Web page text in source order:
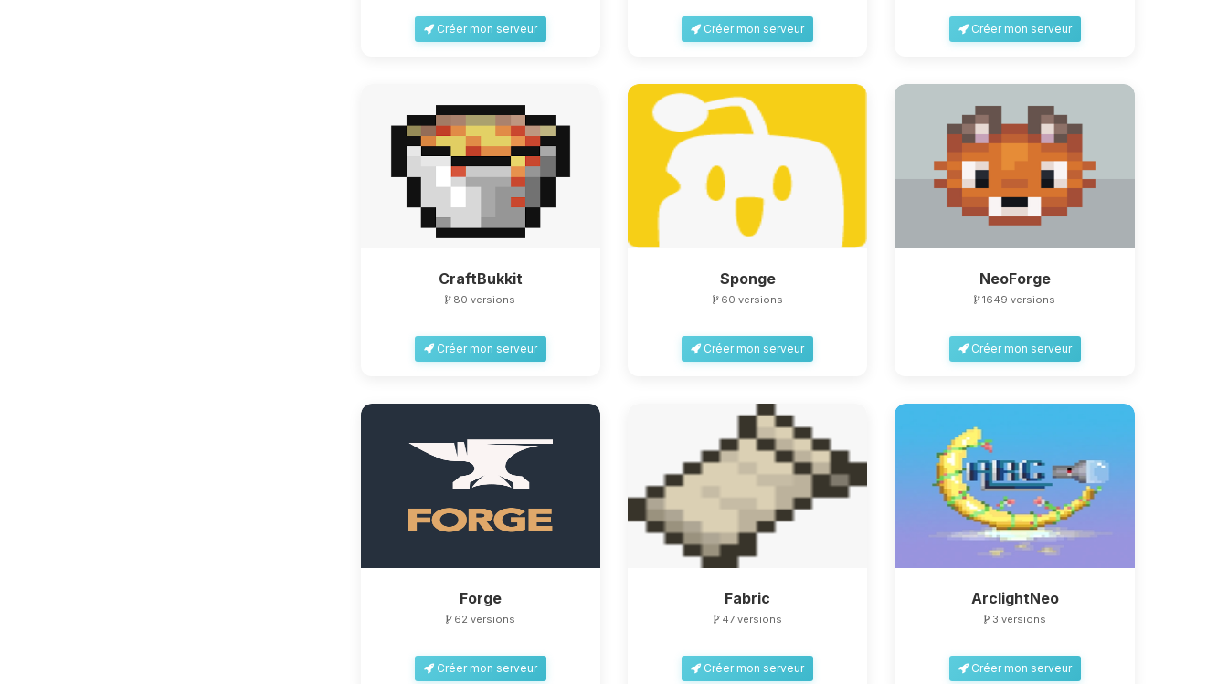
Créer mon serveur Créer mon serveur Créer mon serveur
CraftBukkit
80 versions
Créer mon serveur
Sponge
60 versions
Créer mon serveur
NeoForge
1649 versions
Créer mon serveur
Forge
62 versions
Créer mon serveur
Fabric
47 versions
Créer mon serveur
ArclightNeo
3 versions
Créer mon serveur